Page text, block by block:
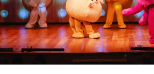
venda de produtos temáticos exclusivos,
de Realidade Virtual, permitindo que o
imersão no universo dos dragões, o
caso o visitante queira tirar foto
valor é R$ 30.